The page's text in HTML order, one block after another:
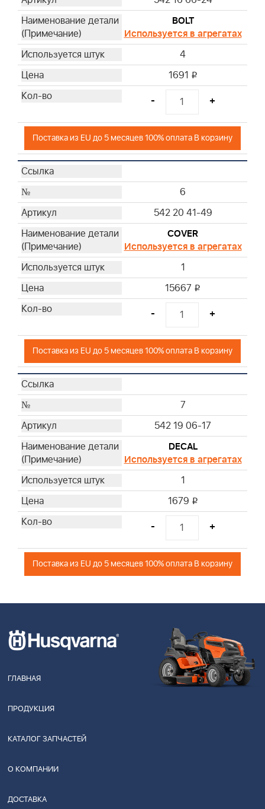
BOLT
Используется в агрегатах
4
1691 i
- +
Поставка из EU до 5 месяцев 100% оплата В корзину
6
542 20 41-49
COVER
Используется в агрегатах
1
15667 i
- +
Поставка из EU до 5 месяцев 100% оплата В корзину
7
542 19 06-17
DECAL
Используется в агрегатах
1
1679 i
- +
Поставка из EU до 5 месяцев 100% оплата В корзину
ГЛАВНАЯ
ПРОДУКЦИЯ
КАТАЛОГ ЗАПЧАСТЕЙ
О КОМПАНИИ
ДОСТАВКА